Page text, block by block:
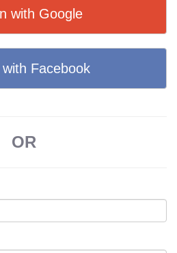
with Google
Facebook
OR